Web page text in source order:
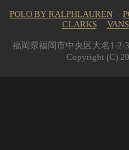
POLO BY RALPHLAUREN
CLARKS
VANS
福岡県福岡市中央区大名1-2-
Copyright (C)